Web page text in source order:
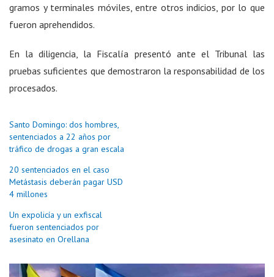
gramos y terminales móviles, entre otros indicios, por lo que
fueron aprehendidos.
En la diligencia, la Fiscalía presentó ante el Tribunal las
pruebas suficientes que demostraron la responsabilidad de los
procesados.
Santo Domingo: dos hombres,
sentenciados a 22 años por
tráfico de drogas a gran escala
20 sentenciados en el caso
Metástasis deberán pagar USD
4 millones
Un expolicía y un exfiscal
fueron sentenciados por
asesinato en Orellana